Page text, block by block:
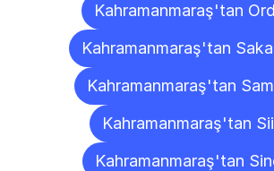
Kahramanmaraş'tan
Kahramanmaraş'tan
Kahramanmaraş'tan
Kahramanmaraş'tan
Kahramanmaraş'tan